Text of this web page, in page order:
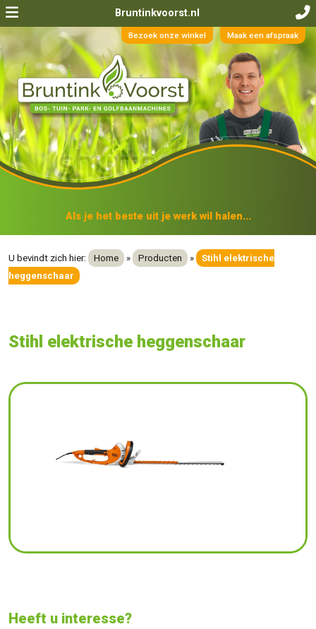
Bruntinkvoorst.nl
Bezoek onze winkel Maak een afspraak
Als je het beste uit je werk wil halen...
U bevindt zich hier: Home » Producten »
Stihl elektrische
heggenschaar
Stihl elektrische heggenschaar
Heeft u interesse?